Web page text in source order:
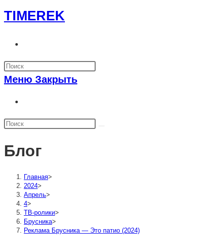
Перейти
к
TIMEREK
по
веб-
Меню Закрыть
по
сайту
Блог
Главная>
2024>
Апрель>
4>
ТВ-ролики>
Брусника>
Реклама Брусника — Это патио (2024)